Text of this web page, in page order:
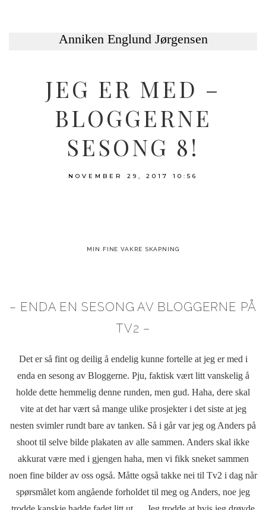
JEG ER MED –
BLOGGERNE
SESONG 8!
NOVEMBER 29, 2017 10:56
MIN FINE VAKRE SKAPNING
– ENDA EN SESONG AV BLOGGERNE PÅ
TV2 –
Det er så fint og deilig å endelig kunne fortelle at jeg er med i
enda en sesong av Bloggerne. Pju, faktisk vært litt vanskelig å
holde dette hemmelig denne runden, men gud. Haha, dere skal
vite at det har vært så mange ulike prosjekter i det siste at jeg
nesten svimler rundt bare av tanken. Så i går var jeg og Anders på
shoot til selve bilde plakaten av alle sammen. Anders skal ikke
akkurat være med i gjengen haha, men vi fikk sneket sammen
noen fine bilder av oss også. Måtte også takke nei til Tv2 i dag når
spørsmålet kom angående forholdet til meg og Anders, noe jeg